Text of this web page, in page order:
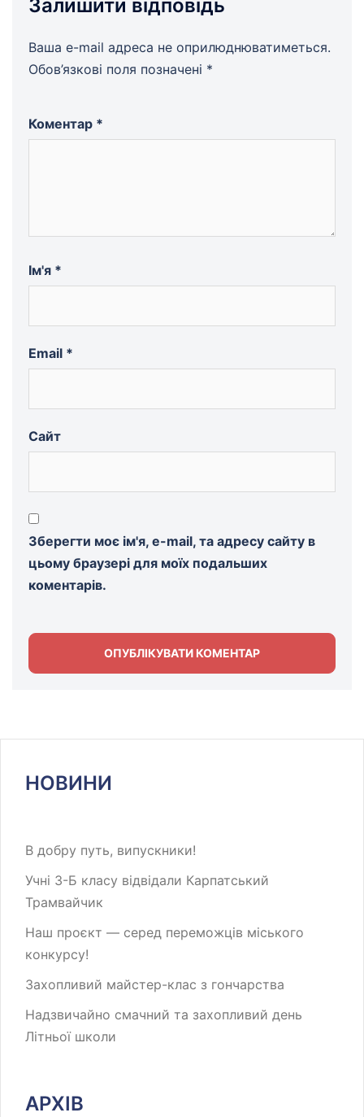
Залишити відповідь
Ваша e-mail адреса не оприлюднюватиметься.
Обов’язкові поля позначені *
Коментар *
Ім'я *
Email *
Сайт
Зберегти моє ім'я, e-mail, та адресу сайту в
цьому браузері для моїх подальших
коментарів.
НОВИНИ
В добру путь, випускники!
Учні 3-Б класу відвідали Карпатський
Трамвайчик
Наш проєкт — серед переможців міського
конкурсу!
Захопливий майстер-клас з гончарства
Надзвичайно смачний та захопливий день
Літньої школи
АРХІВ